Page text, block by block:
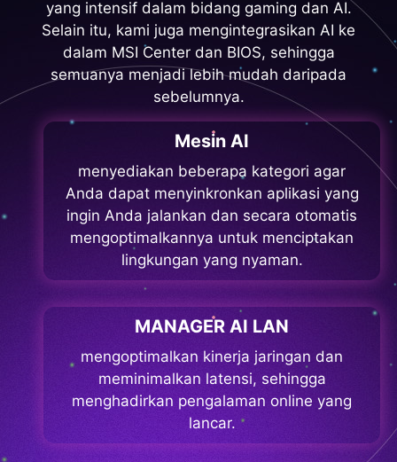
yang intensif dalam bidang gaming dan AI.
Selain itu, kami juga mengintegrasikan AI ke
dalam MSI Center dan BIOS, sehingga
semuanya menjadi lebih mudah daripada
sebelumnya.
Mesin AI
menyediakan beberapa kategori agar
Anda dapat menyinkronkan aplikasi yang
ingin Anda jalankan dan secara otomatis
mengoptimalkannya untuk menciptakan
lingkungan yang nyaman.
MANAGER AI LAN
mengoptimalkan kinerja jaringan dan
meminimalkan latensi, sehingga
menghadirkan pengalaman online yang
lancar.